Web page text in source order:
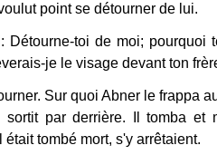
point se détourner de lui.
Détourne-toi de moi; pourquoi
je le visage devant ton
Sur quoi Abner le frappa
par derrière. Il tomba et
tombé mort, s'y arrêtaient.